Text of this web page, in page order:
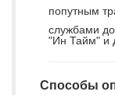
попутным
службами
"Ин Тайм" и
Способы